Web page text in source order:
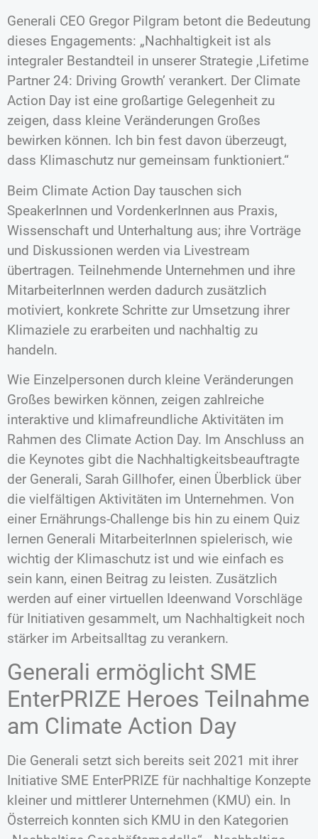
Generali CEO Gregor Pilgram betont die Bedeutung
dieses Engagements: „Nachhaltigkeit ist als
integraler Bestandteil in unserer Strategie ‚Lifetime
Partner 24: Driving Growth’ verankert. Der Climate
Action Day ist eine großartige Gelegenheit zu
zeigen, dass kleine Veränderungen Großes
bewirken können. Ich bin fest davon überzeugt,
dass Klimaschutz nur gemeinsam funktioniert.“
Beim Climate Action Day tauschen sich
SpeakerInnen und VordenkerInnen aus Praxis,
Wissenschaft und Unterhaltung aus; ihre Vorträge
und Diskussionen werden via Livestream
übertragen. Teilnehmende Unternehmen und ihre
MitarbeiterInnen werden dadurch zusätzlich
motiviert, konkrete Schritte zur Umsetzung ihrer
Klimaziele zu erarbeiten und nachhaltig zu
handeln.
Wie Einzelpersonen durch kleine Veränderungen
Großes bewirken können, zeigen zahlreiche
interaktive und klimafreundliche Aktivitäten im
Rahmen des Climate Action Day. Im Anschluss an
die Keynotes gibt die Nachhaltigkeitsbeauftragte
der Generali, Sarah Gillhofer, einen Überblick über
die vielfältigen Aktivitäten im Unternehmen. Von
einer Ernährungs-Challenge bis hin zu einem Quiz
lernen Generali MitarbeiterInnen spielerisch, wie
wichtig der Klimaschutz ist und wie einfach es
sein kann, einen Beitrag zu leisten. Zusätzlich
werden auf einer virtuellen Ideenwand Vorschläge
für Initiativen gesammelt, um Nachhaltigkeit noch
stärker im Arbeitsalltag zu verankern.
Generali ermöglicht SME
EnterPRIZE Heroes Teilnahme
am Climate Action Day
Die Generali setzt sich bereits seit 2021 mit ihrer
Initiative SME EnterPRIZE für nachhaltige Konzepte
kleiner und mittlerer Unternehmen (KMU) ein. In
Österreich konnten sich KMU in den Kategorien